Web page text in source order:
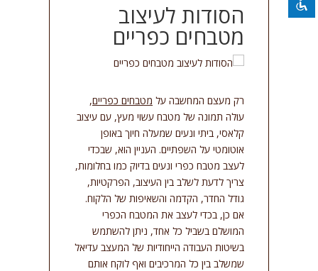
הקטן את הגופן
הגדל את הגופן
ניגודיות בהירה
ניגודיות כהה
קו תחתון קישורים
סמן קישורים
אפס
את
כל
האפשרויות
הסודות לעיצוב
מטבחים כפריים
רק מעצם המחשבה על מטבחים כפריים,
עולה תמונה של מטבח עשוי מעץ, עם עיצוב
קלאסי, ביתי ונעים שמעלה חיוך באופן
אוטומטי על השפתיים. העניין הוא, שבכדי
לעצב מטבח כפרי ונעים בדיוק כמו בחלומות,
צריך לדעת לשלב בין העיצוב, הפרקטיות,
גודל החדר, הקדמה והשאיפות של הלקוח.
אם כן, בכדי לעצב את המטבח הכפרי
המושלם בשביל כל אחד, ניתן להשתמש
בשיטות העבודה הייחודיות של המעצב עדיאל
שמשלב בין כל המרכיבים ואף לוקח אותם